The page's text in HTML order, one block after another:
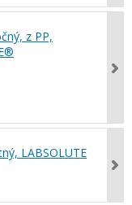
z PP,
LABSOLUTE